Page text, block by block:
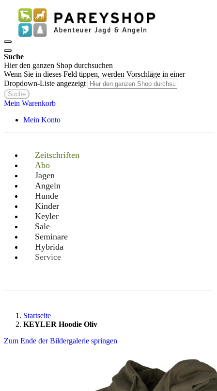
Suche
Hier den ganzen Shop durchsuchen
Wenn Sie in dieses Feld tippen, werden Vorschläge in einer
Dropdown-Liste angezeigt
Suche
Mein Warenkorb
Mein Konto
Zeitschriften
Abo
Jagen
Angeln
Hunde
Kinder
Keyler
Sale
Seminare
Hybrida
Service
Startseite
KEYLER Hoodie Oliv
Zum Ende der Bildergalerie springen